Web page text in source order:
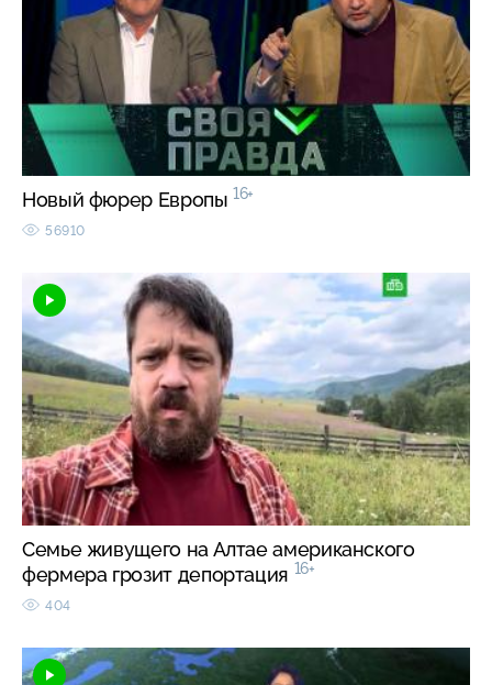
Новый фюрер Европы 16+
56910
Семье живущего на Алтае американского
фермера грозит депортация 16+
404